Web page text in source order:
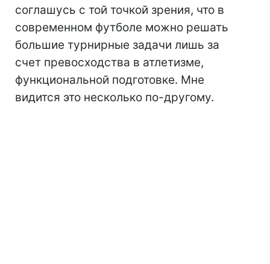
соглашусь с той точкой зрения, что в
современном футболе можно решать
большие турнирные задачи лишь за
счет превосходства в атлетизме,
функциональной подготовке. Мне
видится это несколько по-другому.